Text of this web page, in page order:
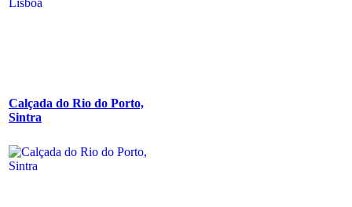
Calçada do Rio do Porto,
Sintra